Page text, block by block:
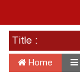
Title :
Home